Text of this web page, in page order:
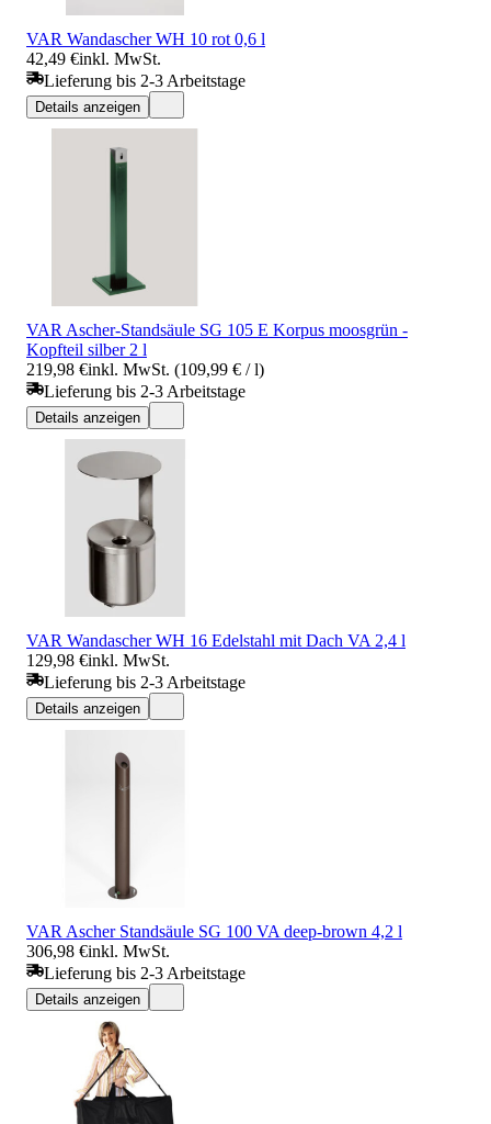
VAR Wandascher WH 10 rot 0,6 l
42,49 €inkl. MwSt.
Lieferung bis 2-3 Arbeitstage
Details anzeigen
VAR Ascher-Standsäule SG 105 E Korpus moosgrün -
Kopfteil silber 2 l
219,98 €inkl. MwSt. (109,99 € / l)
Lieferung bis 2-3 Arbeitstage
Details anzeigen
VAR Wandascher WH 16 Edelstahl mit Dach VA 2,4 l
129,98 €inkl. MwSt.
Lieferung bis 2-3 Arbeitstage
Details anzeigen
VAR Ascher Standsäule SG 100 VA deep-brown 4,2 l
306,98 €inkl. MwSt.
Lieferung bis 2-3 Arbeitstage
Details anzeigen